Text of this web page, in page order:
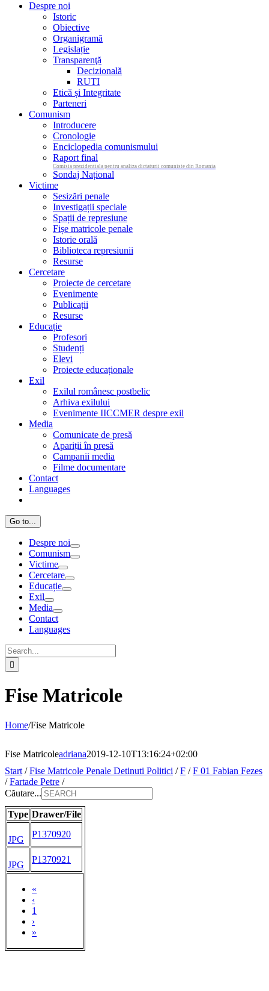
Despre noi
Istoric
Obiective
Organigramă
Legislație
Transparenţă
Decizională
RUTI
Etică și Integritate
Parteneri
Comunism
Introducere
Cronologie
Enciclopedia comunismului
Raport final
Comisia prezidentiala pentru analiza dictaturii comuniste din Romania
Sondaj Național
Victime
Sesizări penale
Investigații speciale
Spații de represiune
Fișe matricole penale
Istorie orală
Biblioteca represiunii
Resurse
Cercetare
Proiecte de cercetare
Evenimente
Publicații
Resurse
Educație
Profesori
Studenți
Elevi
Proiecte educaționale
Exil
Exilul românesc postbelic
Arhiva exilului
Evenimente IICCMER despre exil
Media
Comunicate de presă
Apariții în presă
Campanii media
Filme documentare
Contact
Languages
Go to...
Despre noi
Comunism
Victime
Cercetare
Educație
Exil
Media
Contact
Languages
Search
for:
Fise Matricole
Home/Fise Matricole
Fise Matricoleadriana2019-12-10T13:16:24+02:00
Start /Fise Matricole Penale Detinuti Politici /F /F 01 Fabian Fezes
/Fartade Petre /
Căutare...
Type Drawer/File
«
‹
1
›
»
JPG
P1370920
JPG
P1370921